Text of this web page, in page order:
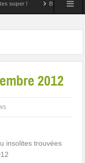
film « Moi Moche et Méchant
2012
insolites trouvées